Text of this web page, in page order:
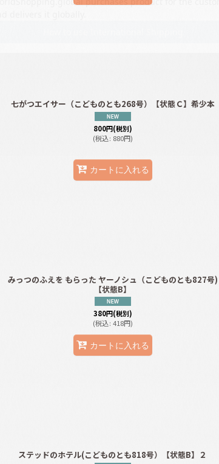
七がつエイサー（こどものとも268号）【状態Ｃ】希少本
800円(税別)
(税込: 880円)
カートに入れる
みっつのふえを もらった ヤーノシュ（こどものとも827号)
【状態B】
380円(税別)
(税込: 418円)
カートに入れる
ステッドのホテル(こどものとも818号）【状態B】２